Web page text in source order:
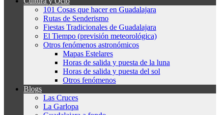
101 Cosas que hacer en Guadalajara
Rutas de Senderismo
Fiestas Tradicionales de Guadalajara
El Tiempo (previsión meteorológica)
Otros fenómenos astronómicos
Mapas Estelares
Horas de salida y puesta de la luna
Horas de salida y puesta del sol
Otros fenómenos
Blogs
Las Cruces
La Garlopa